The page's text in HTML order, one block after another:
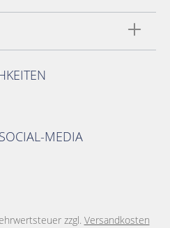
MEDIA
zzgl. Versandkosten